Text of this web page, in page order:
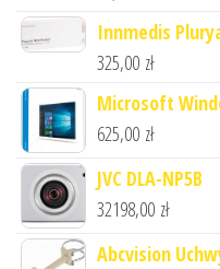
Innmedis
325,00 zł
Microsoft
625,00 zł
JVC DLA-NP5B
32198,00 zł
Abcvision